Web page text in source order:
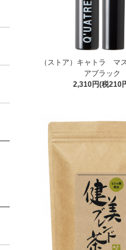
（ストア）キャトラ マ
アブラック
2,310円(税210